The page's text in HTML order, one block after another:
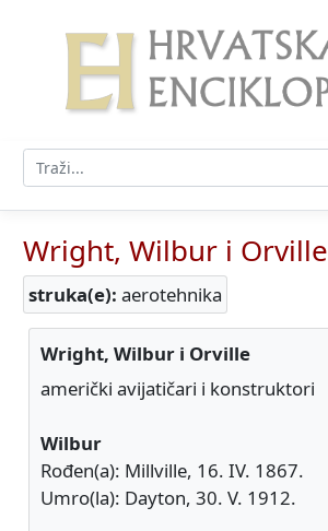
Wright, Wilbur i Orville
struka(e): aerotehnika
Wright, Wilbur i Orville
američki avijatičari i konstruktori
Wilbur
Rođen(a): Millville, 16. IV. 1867.
Umro(la): Dayton, 30. V. 1912.